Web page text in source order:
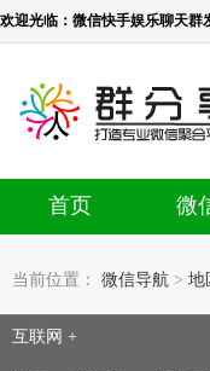
欢迎光临：微信快手娱乐聊天群
首页 微
当前位置： 微信导航 > 地
互联网 +